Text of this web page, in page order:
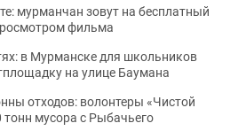
мурманчан зовут на бесплатный
фильма
в Мурманске для школьников
на улице Баумана
отходов: волонтеры «Чистой
мусора с Рыбачьего